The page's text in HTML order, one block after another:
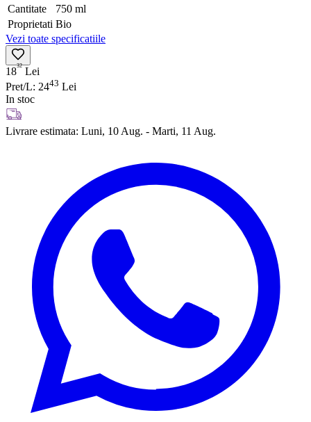
Cantitate
750 ml
Proprietati Bio
Vezi toate specificatiile
1832 Lei
Pret/L: 2443 Lei
In stoc
Livrare estimata: Luni, 10 Aug. - Marti, 11 Aug.